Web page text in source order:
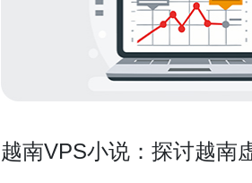
越南VPS小说：探讨越南